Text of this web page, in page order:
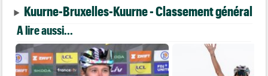
Kuurne-Bruxelles-Kuurne - Classement général
A lire aussi...